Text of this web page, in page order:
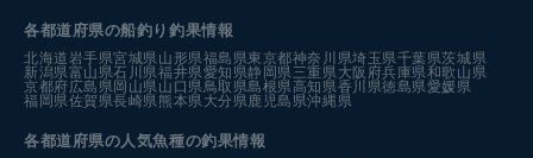
各都道府県の船釣り釣果情報
北海道 岩手県宮城県 山形県福島県東京都神奈川県埼玉県千葉県茨城県
新潟県富山県石川県福井県愛知県静岡県 三重県 大阪府兵庫県和歌山県
京都府広島県岡山県 山口県 鳥取県島根県高知県香川県徳島県愛媛県
福岡県佐賀県長崎県 熊本県 大分県 鹿児島県沖縄県
各都道府県の人気魚種の釣果情報